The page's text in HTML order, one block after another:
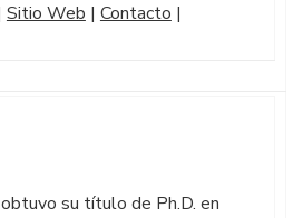
Sitio Web | Contacto |
obtuvo su título de Ph.D. en